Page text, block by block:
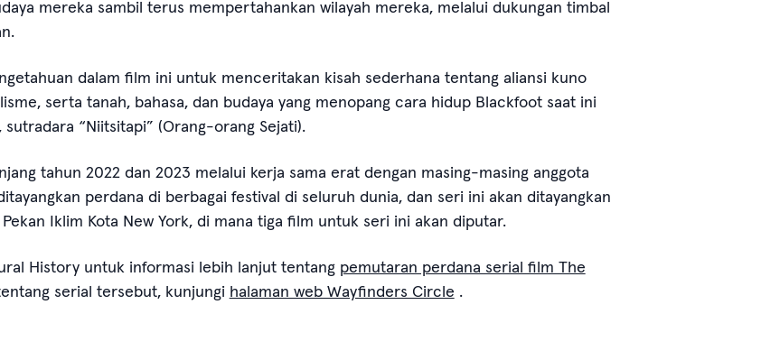
mereka sambil terus mempertahankan wilayah mereka, melalui dukungan timbal
dalam film ini untuk menceritakan kisah sederhana tentang aliansi kuno
serta tanah, bahasa, dan budaya yang menopang cara hidup Blackfoot saat ini
“Niitsitapi” (Orang-orang Sejati).
tahun 2022 dan 2023 melalui kerja sama erat dengan masing-masing anggota
perdana di berbagai festival di seluruh dunia, dan seri ini akan ditayangkan
Iklim Kota New York, di mana tiga film untuk seri ini akan diputar.
History untuk informasi lebih lanjut tentang pemutaran perdana serial film The
serial tersebut, kunjungi halaman web Wayfinders Circle .